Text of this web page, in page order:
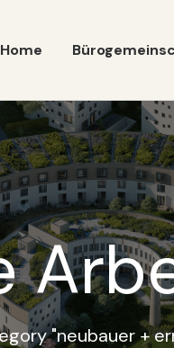
Home
"neubauer +